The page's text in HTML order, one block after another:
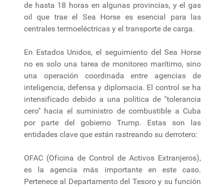
de hasta 18 horas en algunas provincias, y el gas
oil que trae el Sea Horse es esencial para las
centrales termoeléctricas y el transporte de carga.
En Estados Unidos, el seguimiento del Sea Horse
no es solo una tarea de monitoreo marítimo, sino
una operación coordinada entre agencias de
inteligencia, defensa y diplomacia. El control se ha
intensificado debido a una política de "tolerancia
cero" hacia el suministro de combustible a Cuba
por parte del gobierno Trump. Estas son las
entidades clave que están rastreando su derrotero:
OFAC (Oficina de Control de Activos Extranjeros),
es la agencia más importante en este caso.
Pertenece al Departamento del Tesoro y su función